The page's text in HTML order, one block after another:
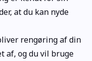
at du kan nyde
rengøring af din
af, og du vil bruge